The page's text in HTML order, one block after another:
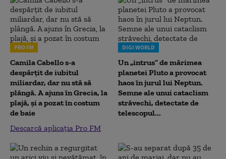
PRO FM
Camila Cabello s-a
despărțit de iubitul
miliardar, dar nu stă să
plângă. A ajuns în Grecia, la
plajă, și a pozat în costum
de baie
Descarcă aplicația Pro FM
DIGI WORLD
Un „intrus” de mărimea
planetei Pluto a provocat
haos în jurul lui Neptun.
Semne ale unui cataclism
străvechi, detectate de
telescopul...